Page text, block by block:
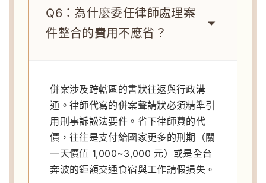
Q6：為什麼委任律師處理案
件整合的費用不應省？
併案涉及跨轄區的書狀往返與行政溝
通。律師代寫的併案聲請狀必須精準引
用刑事訴訟法要件。省下律師費的代
價，往往是支付給國家更多的刑期（關
一天價值 1,000~3,000 元）或是全台
奔波的鉅額交通食宿與工作請假損失。